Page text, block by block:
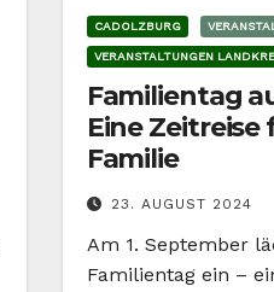
CADOLZBURG
VERANSTALTUNGEN
Familientag
Eine Zeitreise
Familie
23. AUGUST 2024
Am 1. September
Familientag ein –